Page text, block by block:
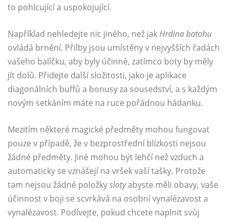
to pohlcující a uspokojující.
Například nehledejte nic jiného, ​​než jakHrdina batohu
ovládá brnění. Přilby jsou umístěny v nejvyšších řadách
vašeho balíčku, aby byly účinné, zatímco boty by měly
jít dolů. Přidejte další složitosti, jako je aplikace
diagonálních buffů a bonusy za sousedství, a s každým
novým setkáním máte na ruce pořádnou hádanku.
Mezitím některé magické předměty mohou fungovat
pouze v případě, že v bezprostřední blízkosti nejsou
žádné předměty. Jiné mohou být lehčí než vzduch a
automaticky se vznášejí na vršek vaší tašky. Protože
tam nejsou žádné položkyslotyabyste měli obavy, vaše
účinnost v boji se scvrkává na osobní vynalézavost a
vynalézavost. Podívejte, pokud chcete naplnit svůj